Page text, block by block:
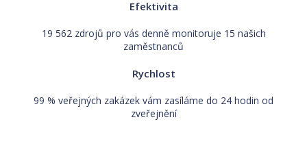
Efektivita
19 562 zdrojů pro vás denně monitoruje 15 našich
zaměstnanců
Rychlost
99 % veřejných zakázek vám zasíláme do 24 hodin od
zveřejnění